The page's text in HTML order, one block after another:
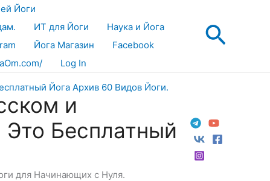
Йоги
ИТ для Йоги
Наука и Йога
Йога Магазин
Facebook
Log In
и
Бесплатный
для Начинающих с Нуля.